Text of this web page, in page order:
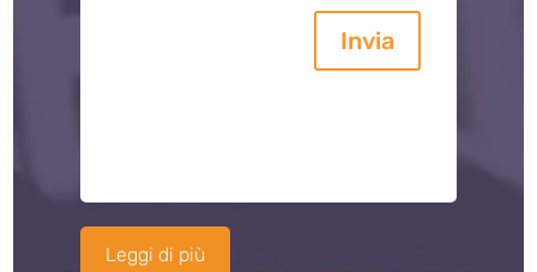
Invia
Leggi di più